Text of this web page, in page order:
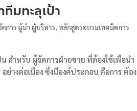
มทะลุเป้า
ดการ ผู้นำ ผู้บริหาร,หลักสูตรอบรมเทคนิคการ
สำหรับ ผู้จัดการฝ่ายขาย ที่ต้องใช้เพื่อนำ
างต่อเนื่อง ซึ่งมีองค์ประกอบ คือการ ต้อง